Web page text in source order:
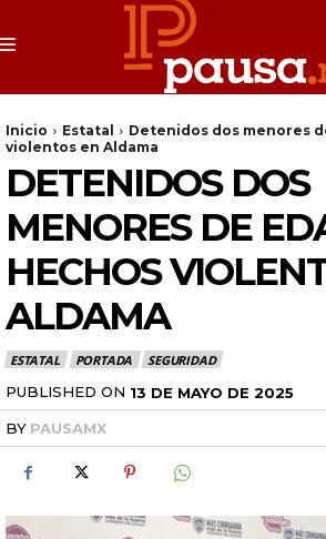
Inicio Estatal
Detenidos dos menores
violentos en Aldama
DETENIDOS DOS
MENORES DE
HECHOS
ALDAMA
ESTATAL PORTADA SEGURIDAD
PUBLISHED ON 13 DE MAYO DE 2025
BY PAUSAMX